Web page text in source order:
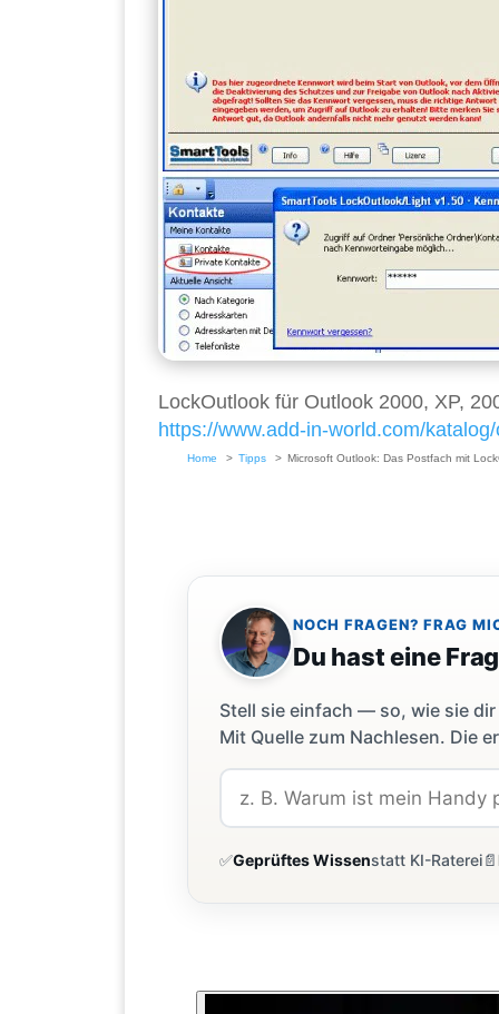
LockOutlook für Outlook 2000, XP,
https://www.add-in-world.com/
Home Tipps Microsoft Outlook: Das Postfach mit
NOCH FRAGEN? FRAG
Du hast eine
Stell sie einfach — so, wie sie
Mit Quelle zum Nachlesen. Die
✅Geprüftes Wissenstatt KI-Raterei📄